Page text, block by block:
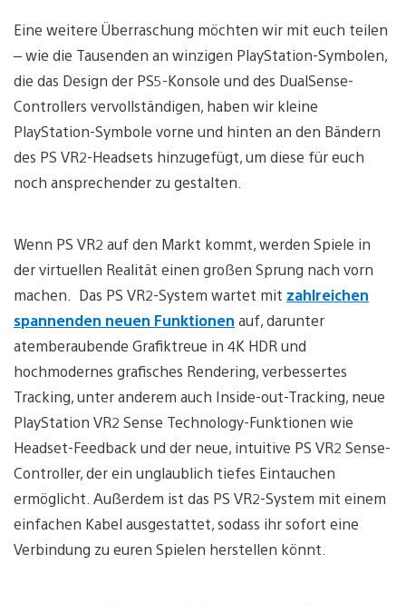
Eine weitere Überraschung möchten wir mit euch teilen
– wie die Tausenden an winzigen PlayStation-Symbolen,
die das Design der PS5-Konsole und des DualSense-
Controllers vervollständigen, haben wir kleine
PlayStation-Symbole vorne und hinten an den Bändern
des PS VR2-Headsets hinzugefügt, um diese für euch
noch ansprechender zu gestalten.
Wenn PS VR2 auf den Markt kommt, werden Spiele in
der virtuellen Realität einen großen Sprung nach vorn
machen. Das PS VR2-System wartet mit zahlreichen
spannenden neuen Funktionen auf, darunter
atemberaubende Grafiktreue in 4K HDR und
hochmodernes grafisches Rendering, verbessertes
Tracking, unter anderem auch Inside-out-Tracking, neue
PlayStation VR2 Sense Technology-Funktionen wie
Headset-Feedback und der neue, intuitive PS VR2 Sense-
Controller, der ein unglaublich tiefes Eintauchen
ermöglicht. Außerdem ist das PS VR2-System mit einem
einfachen Kabel ausgestattet, sodass ihr sofort eine
Verbindung zu euren Spielen herstellen könnt.